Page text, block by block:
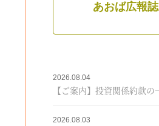
あおば広報誌
2026.08.04
2026.08.03